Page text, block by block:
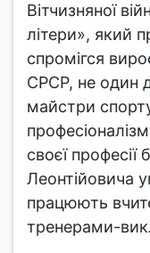
Вітчизняної
літери», який
спромігся
СРСР, не один
майстри
своєї
Леонтійовича
працюють
тренерами-